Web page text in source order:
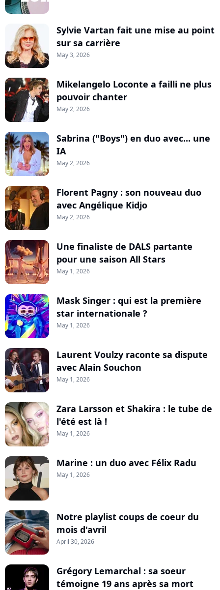
Sylvie Vartan fait une mise au point
sur sa carrière
May 3, 2026
Mikelangelo Loconte a failli ne plus
pouvoir chanter
May 2, 2026
Sabrina ("Boys") en duo avec... une
IA
May 2, 2026
Florent Pagny : son nouveau duo
avec Angélique Kidjo
May 2, 2026
Une finaliste de DALS partante
pour une saison All Stars
May 1, 2026
Mask Singer : qui est la première
star internationale ?
May 1, 2026
Laurent Voulzy raconte sa dispute
avec Alain Souchon
May 1, 2026
Zara Larsson et Shakira : le tube de
l'été est là !
May 1, 2026
Marine : un duo avec Félix Radu
May 1, 2026
Notre playlist coups de coeur du
mois d'avril
April 30, 2026
Grégory Lemarchal : sa soeur
témoigne 19 ans après sa mort